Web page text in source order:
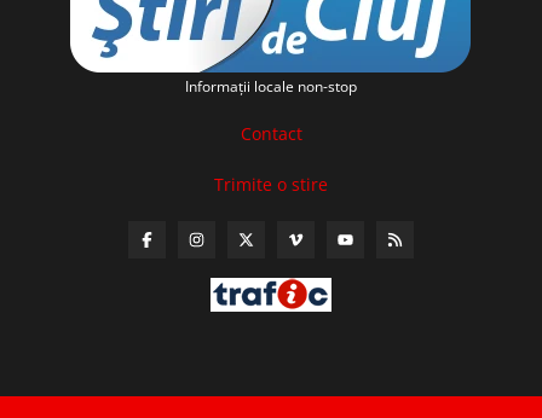
Informaţii locale non-stop
Contact
Trimite o stire